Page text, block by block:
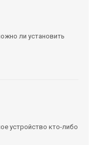
ли установить
устройство кто-либо